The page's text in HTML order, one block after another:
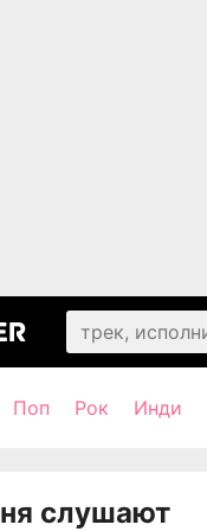
Поп Рок Инди
слушают